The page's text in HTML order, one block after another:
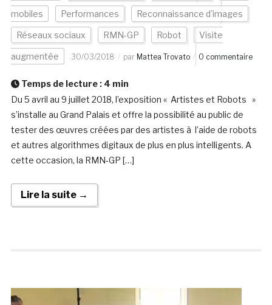
mobiles Performances Reconnaissance d'images
Réseaux sociaux RMN-GP Robot Visite
augmentée 30/03/2018 par Mattea Trovato 0 commentaire
Temps de lecture : 4 min
Du 5 avril au 9 juillet 2018, l’exposition « Artistes et Robots »
s’installe au Grand Palais et offre la possibilité au public de
tester des œuvres créées par des artistes à l’aide de robots
et autres algorithmes digitaux de plus en plus intelligents. A
cette occasion, la RMN-GP […]
Lire la suite →